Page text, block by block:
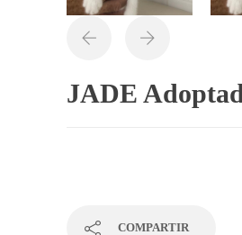
JADE
COMPARTIR